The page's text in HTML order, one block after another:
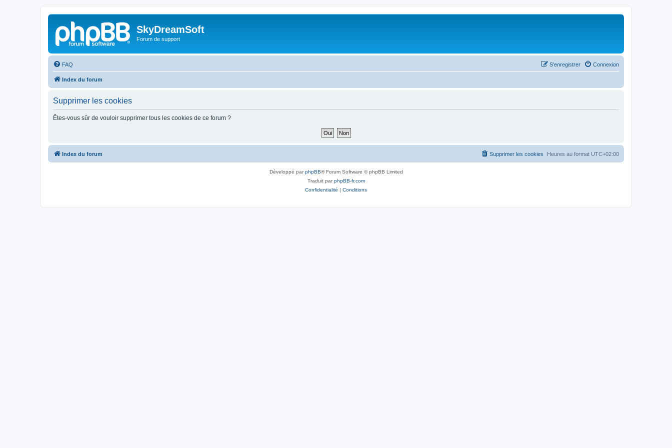
SkyDreamSoft
Forum de support
FAQ Connexion
S’enregistrer
Index du forum
Supprimer les cookies
Êtes-vous sûr de vouloir supprimer tous les cookies de ce forum ?
Index du forum Heures au format UTC+02:00
Supprimer les cookies
Développé parphpBB® Forum Software © phpBB Limited
Traduit parphpBB-fr.com
Confidentialité | Conditions